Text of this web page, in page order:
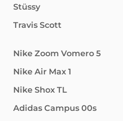
Stüssy
Travis Scott
Nike Zoom Vomero 5
Nike Air Max 1
Nike Shox TL
Adidas Campus 00s